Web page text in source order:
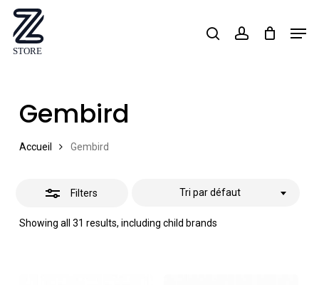
Skip
main
searchaccount
Gembird
Accueil Gembird
Filters
Showing all 31 results, including child brands
Tri par défaut
Close